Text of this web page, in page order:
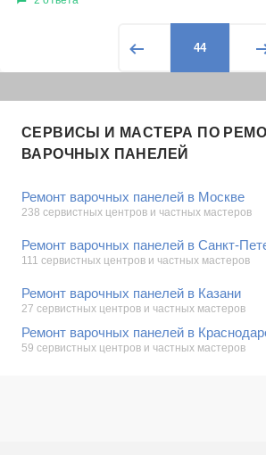
44
СЕРВИСЫ И МАСТЕРА ПО
ВАРОЧНЫХ ПАНЕЛЕЙ
Ремонт варочных панелей в Москве
238 сервистных центров и частных мастеров
Ремонт варочных панелей в Санкт-
111 сервистных центров и частных мастеров
Ремонт варочных панелей в Казани
27 сервистных центров и частных мастеров
Ремонт варочных панелей в
59 сервистных центров и частных мастеров